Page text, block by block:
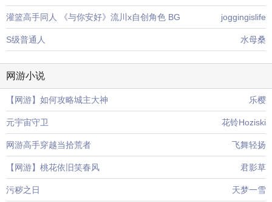
灌篮高手同人 《与你安好》流川x自创角色 BG joggingislife
S级普通人 水母桑
网游小说
【网游】如何攻略城主大神 乐樱
元宇宙守卫 花铃Hoziski
网游高手穿越当拾荒者 飞舞轻扬
【网游】桃花依旧笑春风 君影草
污秽之日 天梦一雪